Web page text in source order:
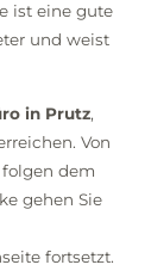
ist eine gute
und weist
in Prutz,
Von
dem
gehen Sie
fortsetzt.